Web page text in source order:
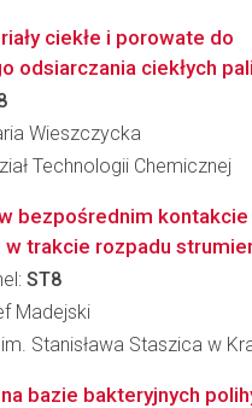
ciekłe i porowate do
odsiarczania ciekłych
Wieszczycka
Technologii Chemicznej
bezpośrednim kontakcie
trakcie rozpadu
ST8
Madejski
Stanisława Staszica w
bazie bakteryjnych